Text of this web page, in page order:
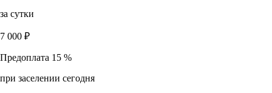
за сутки
7 000 ₽
Предоплата 15 %
при заселении сегодня